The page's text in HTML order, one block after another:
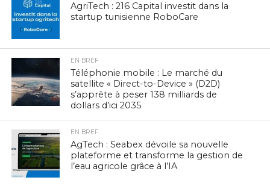
AgriTech : 216 Capital investit dans la
startup tunisienne RoboCare
EN BREF
Téléphonie mobile : Le marché du
satellite « Direct-to-Device » (D2D)
s’apprête à peser 138 milliards de
dollars d’ici 2035
EN BREF
AgTech : Seabex dévoile sa nouvelle
plateforme et transforme la gestion de
l’eau agricole grâce à l’IA